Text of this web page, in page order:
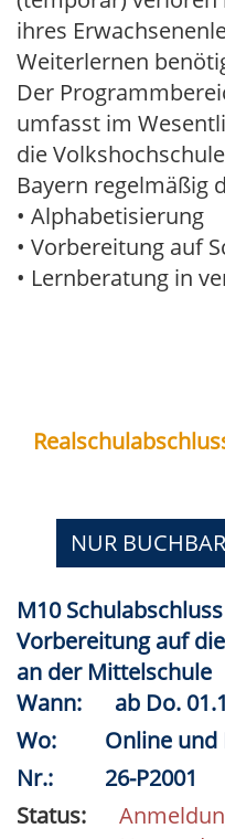
ihres
Weiterlernen
Der
umfasst im
die
Bayern regelmäßig
• Alphabetisierung
• Vorbereitung auf
• Lernberatung in
NUR
M10
Vorbereitung auf
an der Mittelschule
Wann:
ab Do.
Wo:
Online und
Nr.:
26-P2001
Status: